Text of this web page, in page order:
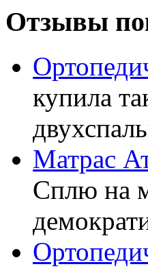
Отзывы
купила
Матрас
Сплю на